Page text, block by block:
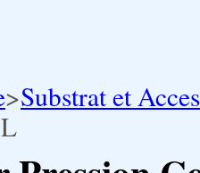
>Substrat et